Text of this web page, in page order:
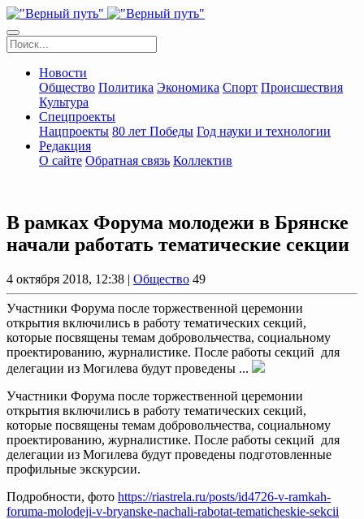
Новости
Общество Политика Экономика Спорт Происшествия
Культура
Спецпроекты
Нацпроекты 80 лет Победы Год науки и технологии
Редакция
О сайте Обратная связь Коллектив
В рамках Форума молодежи в Брянске
начали работать тематические секции
4 октября 2018, 12:38 | Общество 49
Участники Форума после торжественной церемонии
открытия включились в работу тематических секций,
которые посвящены темам добровольчества, социальному
проектированию, журналистике. После работы секций для
делегации из Могилева будут проведены ...
Участники Форума после торжественной церемонии
открытия включились в работу тематических секций,
которые посвящены темам добровольчества, социальному
проектированию, журналистике. После работы секций для
делегации из Могилева будут проведены подготовленные
профильные экскурсии.
Подробности, фото https://riastrela.ru/posts/id4726-v-ramkah-
foruma-molodeji-v-bryanske-nachali-rabotat-tematicheskie-sekcii